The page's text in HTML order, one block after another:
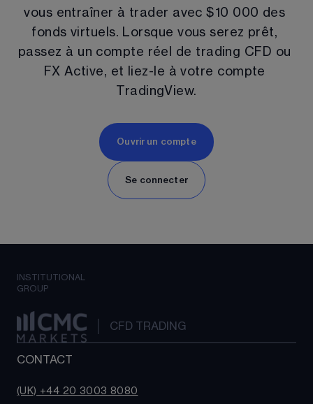
vous entraîner à trader avec $10 000 des
fonds virtuels. Lorsque vous serez prêt,
passez à un compte réel de trading CFD ou
FX Active, et liez-le à votre compte
TradingView.
Ouvrir un compte
Se connecter
INSTITUTIONAL
GROUP
CFD TRADING
CONTACT
(UK) +44 20 3003 8080